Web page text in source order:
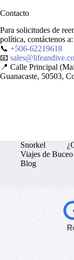
Contacto
Para solicitudes de
política, contáctenos a:
📞 +506-62219618
📧
📍 Calle Principal
Guanacaste, 50503,
Snorkel
Viajes de Buceo
Blog